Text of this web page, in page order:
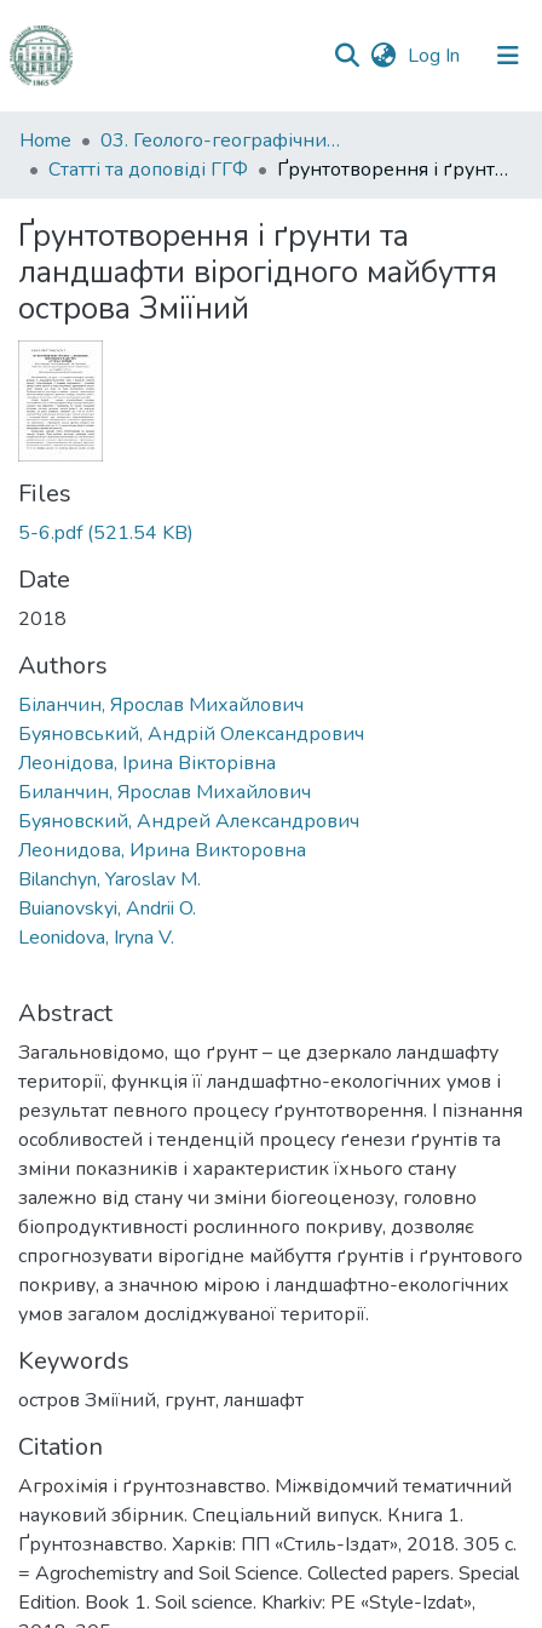
Log In (current)
Communities
&
All of DSpace
Statistics
Home
03. Геолого-географічний факультет
Статті та доповіді ГГФ
Ґрунтотворення і ґрунти та ландшафти вірогідного майбуття острова Зміїний
Ґрунтотворення і ґрунти та
ландшафти вірогідного майбуття
острова Зміїний
Files
5-6.pdf(521.54 KB)
Date
2018
Authors
Біланчин, Ярослав Михайлович
Буяновський, Андрій Олександрович
Леонідова, Ірина Вікторівна
Биланчин, Ярослав Михайлович
Буяновский, Андрей Александрович
Леонидова, Ирина Викторовна
Bilanchyn, Yaroslav M.
Buianovskyi, Andrii O.
Leonidova, Iryna V.
Abstract
Загальновідомо, що ґрунт – це дзеркало ландшафту
території, функція її ландшафтно-екологічних умов і
результат певного процесу ґрунтотворення. І пізнання
особливостей і тенденцій процесу ґенези ґрунтів та
зміни показників і характеристик їхнього стану
залежно від стану чи зміни біогеоценозу, головно
біопродуктивності рослинного покриву, дозволяє
спрогнозувати вірогідне майбуття ґрунтів і ґрунтового
покриву, а значною мірою і ландшафтно-екологічних
умов загалом досліджуваної території.
Keywords
остров Зміїний, грунт, ланшафт
Citation
Агрохімія і ґрунтознавство. Міжвідомчий тематичний
науковий збірник. Спеціальний випуск. Книга 1.
Ґрунтознавство. Харків: ПП «Стиль-Іздат», 2018. 305 с.
= Agrochemistry and Soil Science. Collected papers. Special
Edition. Book 1. Soil science. Kharkiv: PE «Style-Izdat»,